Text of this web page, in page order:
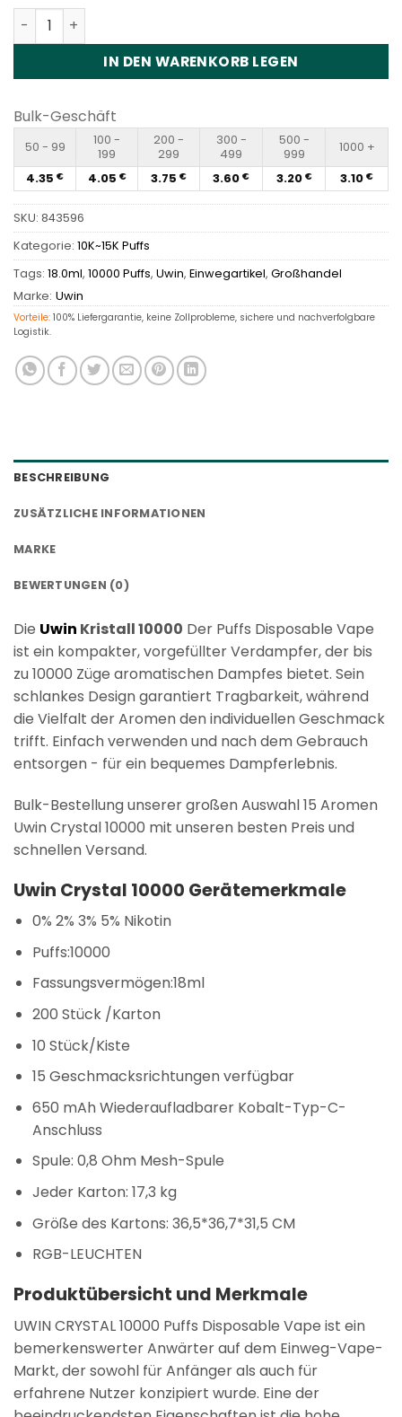
Uwin Crystal 10000 Puffs Disposable Vape Menge
IN DEN WARENKORB LEGEN
Bulk-Geschäft
50 - 99
100 -
199
200 -
299
300 -
499
500 -
999
1000 +
4.35 € 4.05 € 3.75 € 3.60 € 3.20 € 3.10 €
SKU: 843596
Kategorie: 10K~15K Puffs
Tags: 18.0ml, 10000 Puffs, Uwin, Einwegartikel, Großhandel
Marke: Uwin
Vorteile: 100% Liefergarantie, keine Zollprobleme, sichere und nachverfolgbare
Logistik.
BESCHREIBUNG
ZUSÄTZLICHE INFORMATIONEN
MARKE
BEWERTUNGEN (0)
Die Uwin Kristall 10000 Der Puffs Disposable Vape
ist ein kompakter, vorgefüllter Verdampfer, der bis
zu 10000 Züge aromatischen Dampfes bietet. Sein
schlankes Design garantiert Tragbarkeit, während
die Vielfalt der Aromen den individuellen Geschmack
trifft. Einfach verwenden und nach dem Gebrauch
entsorgen - für ein bequemes Dampferlebnis.
Bulk-Bestellung unserer großen Auswahl 15 Aromen
Uwin Crystal 10000 mit unseren besten Preis und
schnellen Versand.
Uwin Crystal 10000 Gerätemerkmale
0% 2% 3% 5% Nikotin
Puffs:10000
Fassungsvermögen:18ml
200 Stück /Karton
10 Stück/Kiste
15 Geschmacksrichtungen verfügbar
650 mAh Wiederaufladbarer Kobalt-Typ-C-
Anschluss
Spule: 0,8 Ohm Mesh-Spule
Jeder Karton: 17,3 kg
Größe des Kartons: 36,5*36,7*31,5 CM
RGB-LEUCHTEN
Produktübersicht und Merkmale
UWIN CRYSTAL 10000 Puffs Disposable Vape ist ein
bemerkenswerter Anwärter auf dem Einweg-Vape-
Markt, der sowohl für Anfänger als auch für
erfahrene Nutzer konzipiert wurde. Eine der